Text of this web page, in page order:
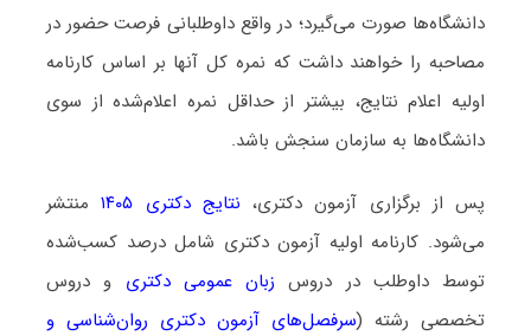
دانشگاه‌ها صورت می‌گیرد؛ در واقع داوطلبانی فرصت حضور در
مصاحبه را خواهند داشت که نمره کل آنها بر اساس کارنامه
اولیه اعلام نتایج، بیشتر از حداقل نمره اعلام‌شده از سوی
دانشگاه‌ها به سازمان سنجش باشد.
پس از برگزاری آزمون دکتری، نتایج دکتری ۱۴۰۵
منتشر
می‌شود. کارنامه اولیه آزمون دکتری شامل درصد کسب‌شده
توسط داوطلب در دروس زبان عمومی دکتری و دروس
تخصصی رشته (سرفصل‌های آزمون دکتری روان‌شناسی و